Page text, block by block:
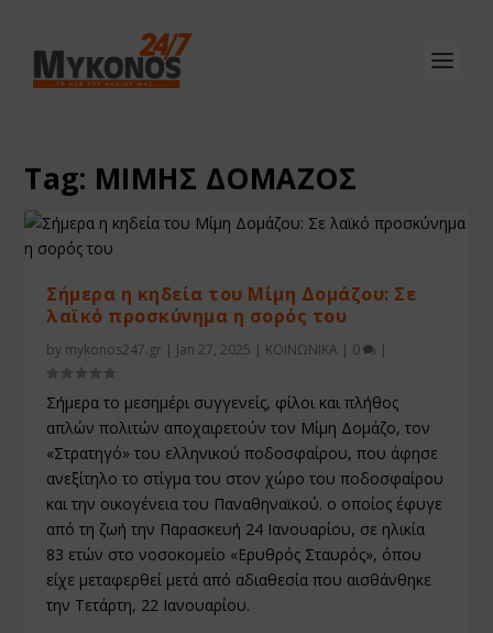
Tag: ΜΙΜΗΣ ΔΟΜΑΖΟΣ
Σήμερα η κηδεία του Μίμη Δομάζου: Σε
λαϊκό προσκύνημα η σορός του
by mykonos247.gr | Jan 27, 2025 | ΚΟΙΝΩΝΙΚΑ | 0 |
Σήμερα το μεσημέρι συγγενείς, φίλοι και πλήθος
απλών πολιτών αποχαιρετούν τον Μίμη Δομάζο, τον
«Στρατηγό» του ελληνικού ποδοσφαίρου, που άφησε
ανεξίτηλο το στίγμα του στον χώρο του ποδοσφαίρου
και την οικογένεια του Παναθηναϊκού. ο οποίος έφυγε
από τη ζωή την Παρασκευή 24 Ιανουαρίου, σε ηλικία
83 ετών στο νοσοκομείο «Ερυθρός Σταυρός», όπου
είχε μεταφερθεί μετά από αδιαθεσία που αισθάνθηκε
την Τετάρτη, 22 Ιανουαρίου.